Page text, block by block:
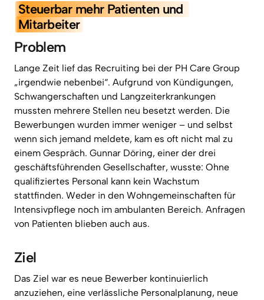
Steuerbar mehr Patienten
Mitarbeiter
Problem
Lange Zeit lief das Recruiting bei der PH Care
„irgendwie nebenbei“. Aufgrund von
Schwangerschaften und
mussten mehrere Stellen neu besetzt werden.
Bewerbungen wurden immer weniger – und
wenn sich jemand meldete, kam es oft nicht mal
einem Gespräch. Gunnar Döring, einer der
geschäftsführenden Gesellschafter, wusste:
qualifiziertes Personal kann kein
stattfinden. Weder in den Wohngemeinschaften
Intensivpflege noch im ambulanten Bereich.
von Patienten blieben auch aus.
Ziel
Das Ziel war es neue Bewerber
anzuziehen, eine verlässliche Personalplanung,